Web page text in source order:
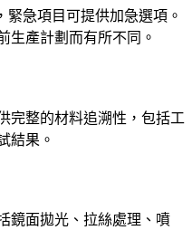
緊急項目可提供加急選項。
生產計劃而有所不同。
完整的材料追溯性，包括工
結果。
鏡面拋光、拉絲處理、噴